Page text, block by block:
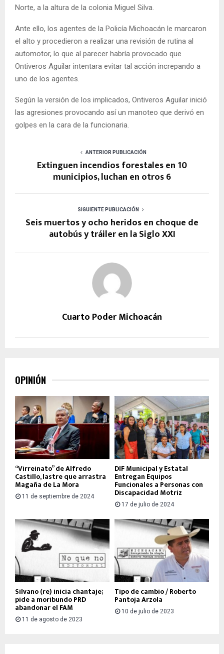
Norte, a la altura de la colonia Miguel Silva.
Ante ello, los agentes de la Policía Michoacán le marcaron
el alto y procedieron a realizar una revisión de rutina al
automotor, lo que al parecer habría provocado que
Ontiveros Aguilar intentara evitar tal acción increpando a
uno de los agentes.
Según la versión de los implicados, Ontiveros Aguilar inició
las agresiones provocando así un manoteo que derivó en
golpes en la cara de la funcionaria.
ANTERIOR PUBLICACIÓN
Extinguen incendios forestales en 10
municipios, luchan en otros 6
SIGUIENTE PUBLICACIÓN
Seis muertos y ocho heridos en choque de
autobús y tráiler en la Siglo XXI
Cuarto Poder Michoacán
OPINIÓN
“Virreinato” de Alfredo
Castillo, lastre que arrastra
Magaña de La Mora
11 de septiembre de 2024
DIF Municipal y Estatal
Entregan Equipos
Funcionales a Personas con
Discapacidad Motriz
17 de julio de 2024
Silvano (re) inicia chantaje;
pide a moribundo PRD
abandonar el FAM
11 de agosto de 2023
Tipo de cambio / Roberto
Pantoja Arzola
10 de julio de 2023